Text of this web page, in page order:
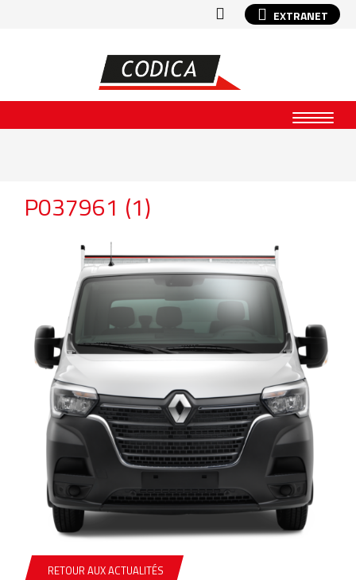
EXTRANET
P037961 (1)
RETOUR AUX ACTUALITÉS